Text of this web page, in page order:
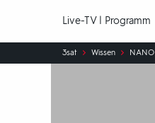
Live-TV | Programm
Sie
sind
3sat Wissen NANO